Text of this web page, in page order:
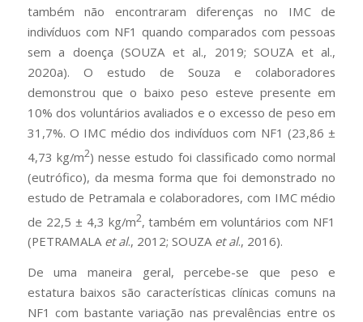
também não encontraram diferenças no IMC de
indivíduos com NF1 quando comparados com pessoas
sem a doença (SOUZA et al., 2019; SOUZA et al.,
2020a). O estudo de Souza e colaboradores
demonstrou que o baixo peso esteve presente em
10% dos voluntários avaliados e o excesso de peso em
31,7%. O IMC médio dos indivíduos com NF1 (23,86 ±
4,73 kg/m2) nesse estudo foi classificado como normal
(eutrófico), da mesma forma que foi demonstrado no
estudo de Petramala e colaboradores, com IMC médio
de 22,5 ± 4,3 kg/m2, também em voluntários com NF1
(PETRAMALA et al., 2012; SOUZA et al., 2016).
De uma maneira geral, percebe-se que peso e
estatura baixos são características clínicas comuns na
NF1 com bastante variação nas prevalências entre os